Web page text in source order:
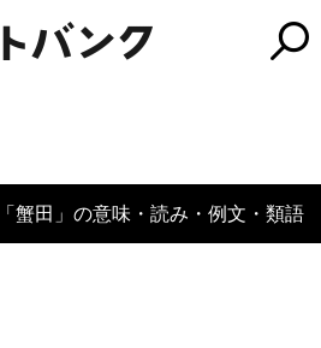
「蟹田」の意味・読み・例文・類語